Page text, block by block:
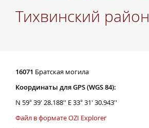
Тихвинский район
16071 Братская могила
Координаты для GPS (WGS 84):
N 59° 39' 28.188'' E 33° 31' 30.943''
Файл в формате OZI Explorer